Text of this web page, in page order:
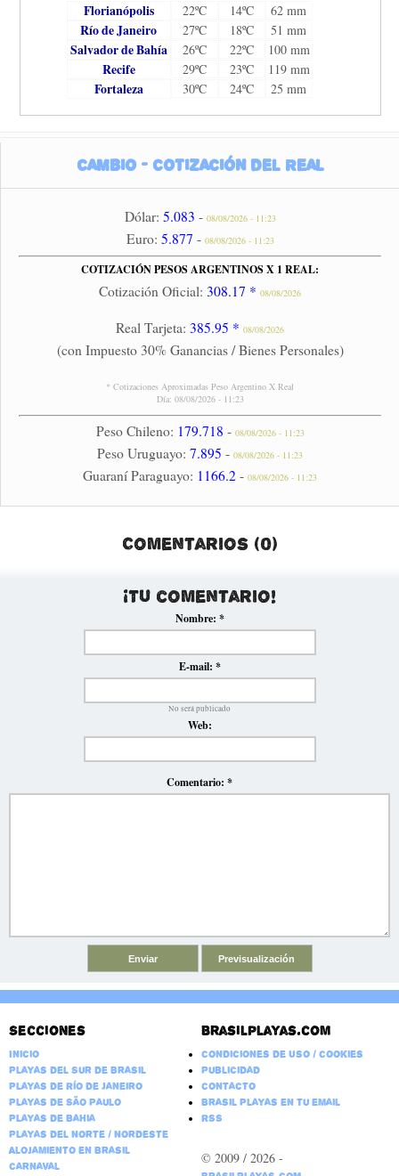
Florianópolis 22ºC 14ºC 62 mm
Río de Janeiro 27ºC 18ºC 51 mm
Salvador de Bahía 26ºC 22ºC 100 mm
Recife 29ºC 23ºC 119 mm
Fortaleza 30ºC 24ºC 25 mm
Cambio - Cotización del Real
Dólar: 5.083 - 08/08/2026 - 11:23
Euro: 5.877 - 08/08/2026 - 11:23
COTIZACIÓN PESOS ARGENTINOS X 1 REAL:
Cotización Oficial: 308.17 * 08/08/2026
Real Tarjeta: 385.95 * 08/08/2026
(con Impuesto 30% Ganancias / Bienes Personales)
* Cotizaciones Aproximadas Peso Argentino X Real
Día: 08/08/2026 - 11:23
Peso Chileno: 179.718 - 08/08/2026 - 11:23
Peso Uruguayo: 7.895 - 08/08/2026 - 11:23
Guaraní Paraguayo: 1166.2 - 08/08/2026 - 11:23
Comentarios (0)
¡Tu comentario!
Nombre: *
E-mail: *
No será publicado
Web:
Comentario: *
Secciones
Inicio
Playas del Sur de Brasil
Playas de Río de Janeiro
Playas de São Paulo
Playas de Bahia
Playas del Norte / Nordeste
Alojamiento en Brasil
Carnaval
Brasilplayas.com
Condiciones de Uso / Cookies
Publicidad
Contacto
Brasil Playas en tu email
RSS
© 2009 / 2026 -